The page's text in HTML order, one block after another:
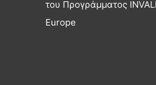
του Προγράμματος
Europe